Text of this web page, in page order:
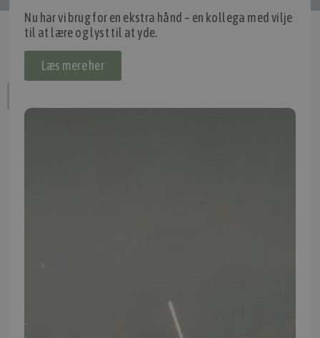
mm. skal du oplyse dit stelnummer eller registreringsnummer.
Nu har vi brug for en ekstra hånd – en kollega med vilje
til at lære og lyst til at yde.
Læs mere her